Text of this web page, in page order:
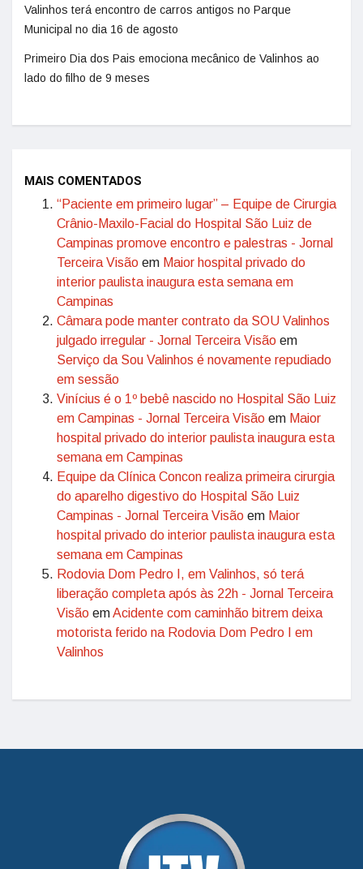
Valinhos terá encontro de carros antigos no Parque
Municipal no dia 16 de agosto
Primeiro Dia dos Pais emociona mecânico de Valinhos ao
lado do filho de 9 meses
MAIS COMENTADOS
“Paciente em primeiro lugar” – Equipe de Cirurgia
Crânio-Maxilo-Facial do Hospital São Luiz de
Campinas promove encontro e palestras - Jornal
Terceira Visão em Maior hospital privado do
interior paulista inaugura esta semana em
Campinas
Câmara pode manter contrato da SOU Valinhos
julgado irregular - Jornal Terceira Visão em
Serviço da Sou Valinhos é novamente repudiado
em sessão
Vinícius é o 1º bebê nascido no Hospital São Luiz
em Campinas - Jornal Terceira Visão em Maior
hospital privado do interior paulista inaugura esta
semana em Campinas
Equipe da Clínica Concon realiza primeira cirurgia
do aparelho digestivo do Hospital São Luiz
Campinas - Jornal Terceira Visão em Maior
hospital privado do interior paulista inaugura esta
semana em Campinas
Rodovia Dom Pedro I, em Valinhos, só terá
liberação completa após às 22h - Jornal Terceira
Visão emAcidente com caminhão bitrem deixa
motorista ferido na Rodovia Dom Pedro I em
Valinhos